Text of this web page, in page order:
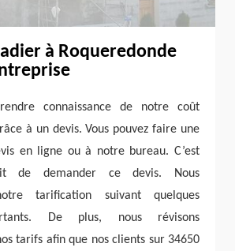
à Roqueredonde
connaissance de notre coût
à un devis. Vous pouvez faire une
en ligne ou à notre bureau. C’est
de demander ce devis. Nous
tarification suivant quelques
De plus, nous révisons
tarifs afin que nos clients sur 34650